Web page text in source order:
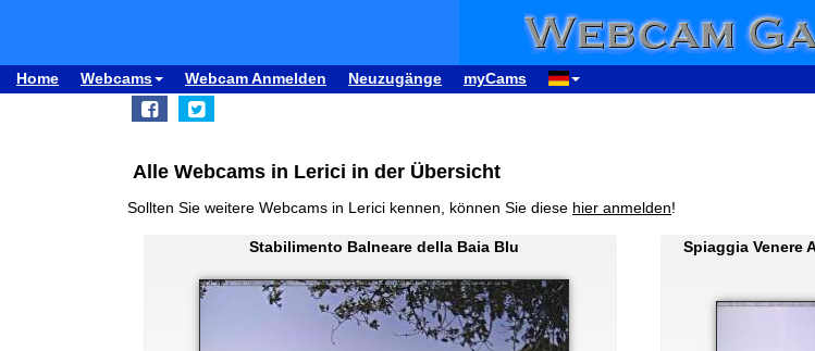
Home Webcams Webcam Anmelden Neuzugänge myCams
Alle Webcams in Lerici in der Übersicht
Sollten Sie weitere Webcams in Lerici kennen, können Sie diese hier anmelden!
Stabilimento Balneare della Baia Blu Spiaggia Venere